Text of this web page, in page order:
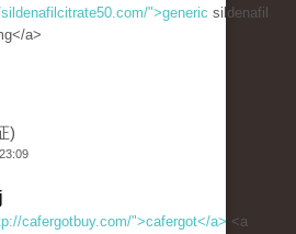
">generic sildenafil
a>
)
cafergotbuy.com/">cafergot</a> <a